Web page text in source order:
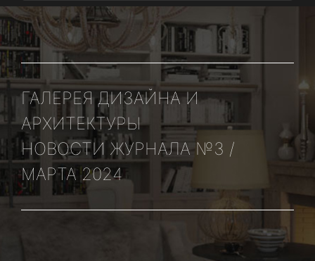
ГАЛЕРЕЯ ДИЗАЙНА И
АРХИТЕКТУРЫ
НОВОСТИ ЖУРНАЛА №3 /
МАРТА 2024